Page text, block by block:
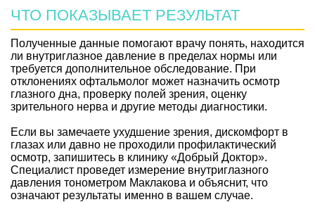
ЧТО ПОКАЗЫВАЕТ РЕЗУЛЬТАТ
Полученные данные помогают врачу понять, находится
ли внутриглазное давление в пределах нормы или
требуется дополнительное обследование. При
отклонениях офтальмолог может назначить осмотр
глазного дна, проверку полей зрения, оценку
зрительного нерва и другие методы диагностики.
Если вы замечаете ухудшение зрения, дискомфорт в
глазах или давно не проходили профилактический
осмотр, запишитесь в клинику «Добрый Доктор».
Специалист проведет измерение внутриглазного
давления тонометром Маклакова и объяснит, что
означают результаты именно в вашем случае.